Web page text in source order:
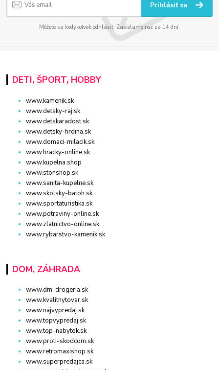
Prihlásiť sa
Môžete sa kedykoľvek odhlásiť. Zasielame raz za 14 dní.
DETI, ŠPORT, HOBBY
www.kamenik.sk
www.detsky-raj.sk
www.detskaradost.sk
www.detsky-hrdina.sk
www.domaci-milacik.sk
www.hracky-online.sk
www.kupelna.shop
www.stonshop.sk
www.sanita-kupelne.sk
www.skolsky-batoh.sk
www.sportaturistika.sk
www.potraviny-online.sk
www.zlatnictvo-online.sk
www.rybarstvo-kamenik.sk
DOM, ZÁHRADA
www.dm-drogeria.sk
www.kvalitnytovar.sk
www.najvypredaj.sk
www.topvypredaj.sk
www.top-nabytok.sk
www.proti-skodcom.sk
www.retromaxishop.sk
www.superpredajca.sk